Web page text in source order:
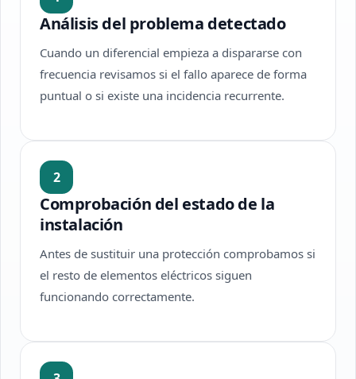
Análisis del problema detectado
Cuando un diferencial empieza a dispararse con
frecuencia revisamos si el fallo aparece de forma
puntual o si existe una incidencia recurrente.
2
Comprobación del estado de la
instalación
Antes de sustituir una protección comprobamos si
el resto de elementos eléctricos siguen
funcionando correctamente.